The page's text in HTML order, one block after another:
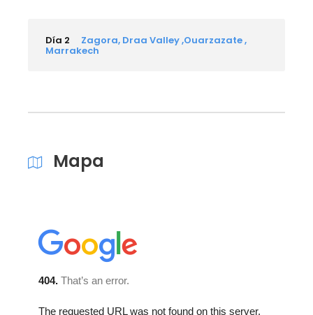
Día 2 Zagora, Draa Valley ,Ouarzazate ,
Marrakech
Mapa